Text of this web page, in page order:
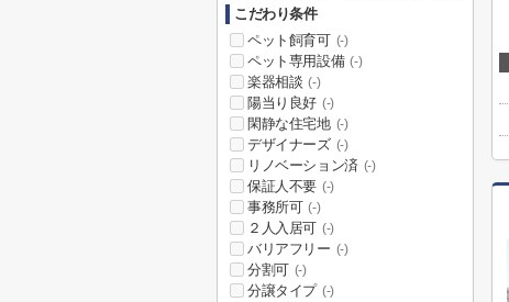
こだわり条件
ペット飼育可 (-)
ペット専用設備 (-)
楽器相談 (-)
陽当り良好 (-)
閑静な住宅地 (-)
デザイナーズ (-)
リノベーション済 (-)
保証人不要 (-)
事務所可 (-)
２人入居可 (-)
バリアフリー (-)
分割可 (-)
分譲タイプ (-)